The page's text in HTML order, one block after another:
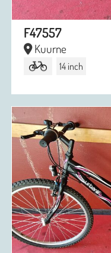
F47557
Kuurne
14 inch